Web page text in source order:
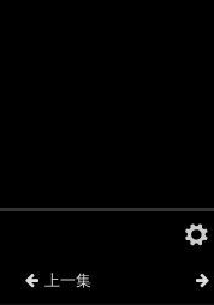
上一集